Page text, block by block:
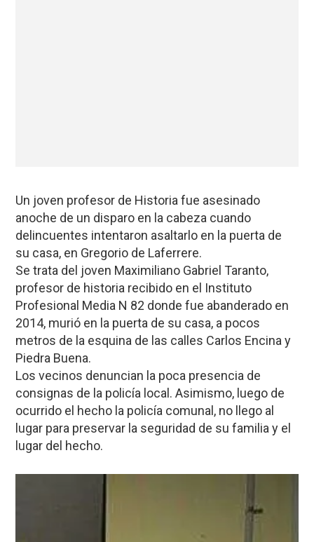
Un joven profesor de Historia fue asesinado
anoche de un disparo en la cabeza cuando
delincuentes intentaron asaltarlo en la puerta de
su casa, en Gregorio de Laferrere.
Se trata del joven Maximiliano Gabriel Taranto,
profesor de historia recibido en el Instituto
Profesional Media N 82 donde fue abanderado en
2014, murió en la puerta de su casa, a pocos
metros de la esquina de las calles Carlos Encina y
Piedra Buena.
Los vecinos denuncian la poca presencia de
consignas de la policía local. Asimismo, luego de
ocurrido el hecho la policía comunal, no llego al
lugar para preservar la seguridad de su familia y el
lugar del hecho.